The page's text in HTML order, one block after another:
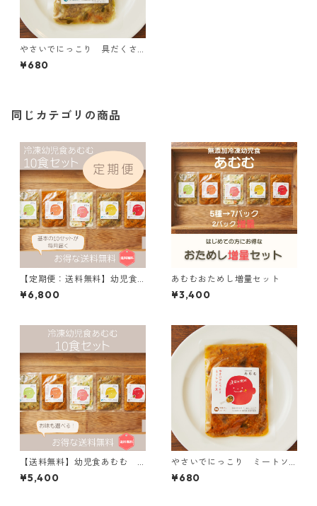
やさいでにっこり 具だくさ
ん中華丼
¥680
同じカテゴリの商品
【定期便：送料無料】幼児食
あむむ 10食セット（基本セ
ット）
¥6,800
あむむおためし増量セット
¥3,400
【送料無料】幼児食あむむ 1
0食セット（基本セットorお好
きなメニュー）
¥5,400
やさいでにっこり ミートソ
ース
¥680